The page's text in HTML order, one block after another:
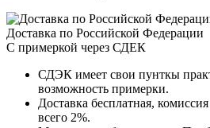
Доставка по Российской Федерации
С примеркой через СДЕК
СДЭК имеет свои пунткы
возможность примерки.
Доставка бесплатная,
всего 2%.